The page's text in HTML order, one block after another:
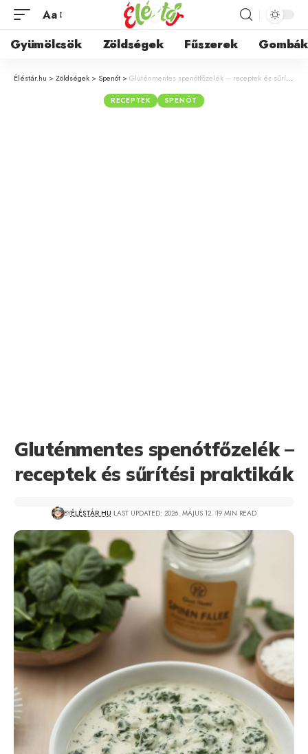
Aa
Gyümölcsök Zöldségek Fűszerek Gombák
Éléstár.hu >Zöldségek > Spenót >Gluténmentes spenótfőzelék – receptek és sűrítési praktikák
RECEPTEK SPENÓT
Gluténmentes spenótfőzelék –
receptek és sűrítési praktikák
BYÉLÉSTÁR.HU LAST UPDATED: 2026. MÁJUS 12. 19 MIN READ